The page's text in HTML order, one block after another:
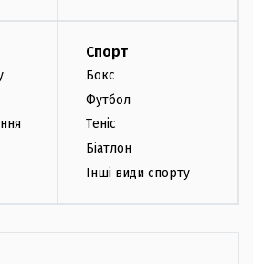
Спорт
Бокс
Футбол
Теніс
Біатлон
Інші види спорту